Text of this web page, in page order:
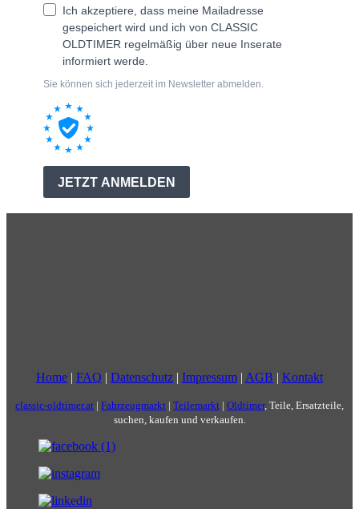
Home | FAQ | Datenschutz | Impressum | AGB | Kontakt
classic-oldtimer.at | Fahrzeugmarkt | Teilemarkt | Oldtimer, Teile, Ersatzteile,
suchen, kaufen und verkaufen.